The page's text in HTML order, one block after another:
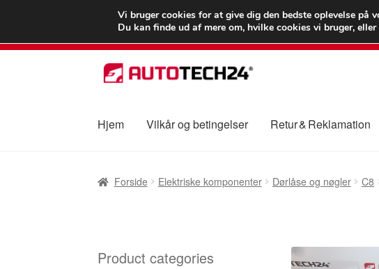
LEVERING fra 55 kr.
Spring
til
Spring
til
Hjem Vilkår og betingelser Retur & Reklamation
Forside Elektriske komponenter Dørlåse og nøgler C8
Product categories
Vi bruger cookies for at give dig den bedste oplevelse på
Du kan finde ud af mere om, hvilke cookies vi bruger,